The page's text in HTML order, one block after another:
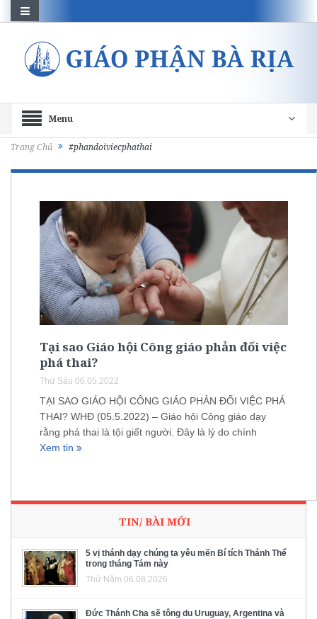
Menu
Trang Chủ #phandoiviecphathai
Tại sao Giáo hội Công giáo phản đối việc
phá thai?
Thứ Sáu 06.05.2022
TẠI SAO GIÁO HỘI CÔNG GIÁO PHẢN ĐỐI VIỆC PHÁ
THAI? WHĐ (05.5.2022) – Giáo hội Công giáo dạy
rằng phá thai là tội giết người. Đây là lý do chính
Xem tin
TIN/ BÀI MỚI
5 vị thánh dạy chúng ta yêu mến Bí tích Thánh Thể
trong tháng Tám này
Thứ Năm 06.08.2026
Đức Thánh Cha sẽ tông du Uruguay, Argentina và